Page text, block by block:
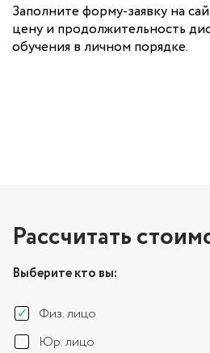
Заполните форму-заявку на
цену и продолжительность
обучения в личном порядке.
Рассчитать
Выберите кто вы:
Физ. лицо
Юр. лицо